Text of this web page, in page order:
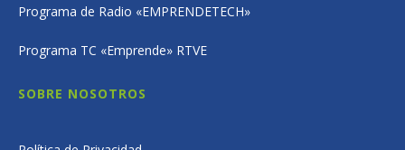
Programa de Radio «EMPRENDETECH»
Programa TC «Emprende» RTVE
SOBRE NOSOTROS